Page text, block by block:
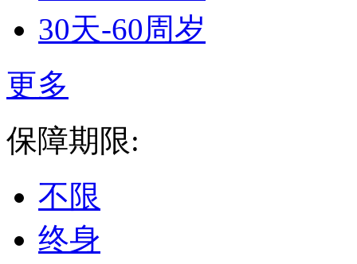
30天-60周岁
更多
保障期限:
不限
终身